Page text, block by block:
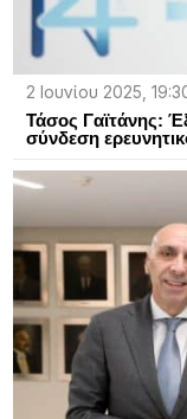
2 Ιουνίου 2025,
Τάσος Γαϊτάνης:
σύνδεση